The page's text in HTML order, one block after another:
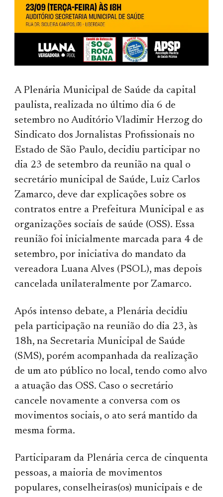
A Plenária Municipal de Saúde da capital
paulista, realizada no último dia 6 de
setembro no Auditório Vladimir Herzog do
Sindicato dos Jornalistas Profissionais no
Estado de São Paulo, decidiu participar no
dia 23 de setembro da reunião na qual o
secretário municipal de Saúde, Luiz Carlos
Zamarco, deve dar explicações sobre os
contratos entre a Prefeitura Municipal e as
organizações sociais de saúde (OSS). Essa
reunião foi inicialmente marcada para 4 de
setembro, por iniciativa do mandato da
vereadora Luana Alves (PSOL), mas depois
cancelada unilateralmente por Zamarco.
Após intenso debate, a Plenária decidiu
pela participação na reunião do dia 23, às
18h, na Secretaria Municipal de Saúde
(SMS), porém acompanhada da realização
de um ato público no local, tendo como alvo
a atuação das OSS. Caso o secretário
cancele novamente a conversa com os
movimentos sociais, o ato será mantido da
mesma forma.
Participaram da Plenária cerca de cinquenta
pessoas, a maioria de movimentos
populares, conselheiras(os) municipais e de